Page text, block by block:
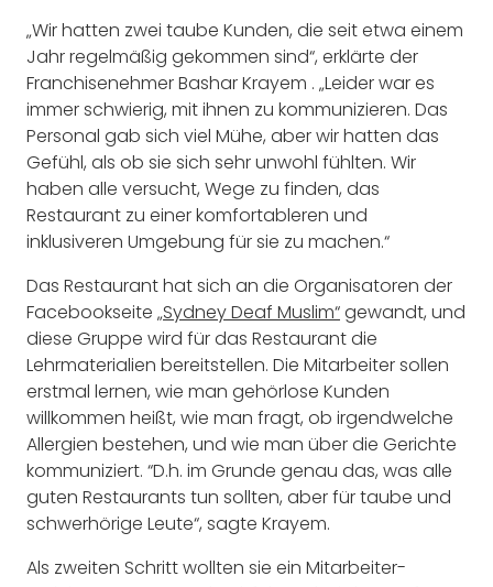
„Wir hatten zwei taube Kunden, die seit etwa einem
Jahr regelmäßig gekommen sind“, erklärte der
Franchisenehmer Bashar Krayem . „Leider war es
immer schwierig, mit ihnen zu kommunizieren. Das
Personal gab sich viel Mühe, aber wir hatten das
Gefühl, als ob sie sich sehr unwohl fühlten. Wir
haben alle versucht, Wege zu finden, das
Restaurant zu einer komfortableren und
inklusiveren Umgebung für sie zu machen.“
Das Restaurant hat sich an die Organisatoren der
Facebookseite „Sydney Deaf Muslim“gewandt, und
diese Gruppe wird für das Restaurant die
Lehrmaterialien bereitstellen. Die Mitarbeiter sollen
erstmal lernen, wie man gehörlose Kunden
willkommen heißt, wie man fragt, ob irgendwelche
Allergien bestehen, und wie man über die Gerichte
kommuniziert. “D.h. im Grunde genau das, was alle
guten Restaurants tun sollten, aber für taube und
schwerhörige Leute“, sagte Krayem.
Als zweiten Schritt wollten sie ein Mitarbeiter-